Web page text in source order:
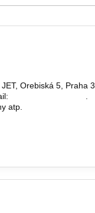
Orebiská 5, Praha 3.
atp.